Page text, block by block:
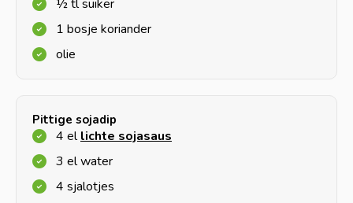
½ tl suiker
1 bosje koriander
olie
Pittige sojadip
4 ellichte sojasaus
3 el water
4 sjalotjes